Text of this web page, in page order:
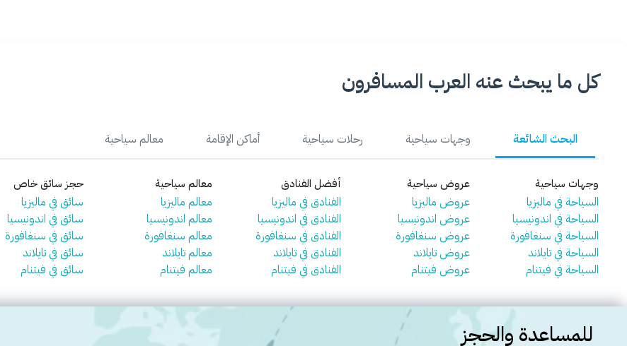
كل ما يبحث عنه العرب المسافرون
البحث الشائعة وجهات سياحية رحلات سياحية أماكن الإقامة معالم سياحية
وجهات سياحية
السياحة في ماليزيا
السياحة في اندونيسيا
السياحة في سنغافورة
السياحة في تايلاند
السياحة في فيتنام
عروض سياحية
عروض ماليزيا
عروض اندونيسيا
عروض سنغافورة
عروض تايلاند
عروض فيتنام
أفضل الفنادق
الفنادق في ماليزيا
الفنادق في اندونيسيا
الفنادق في سنغافورة
الفنادق في تايلاند
الفنادق في فيتنام
معالم سياحية
معالم ماليزيا
معالم اندونيسيا
معالم سنغافورة
معالم تايلاند
معالم فيتنام
حجز سائق خاص
سائق في ماليزيا
سائق في اندونيسيا
سائق في سنغافورة
سائق في تايلاند
سائق في فيتنام
للمساعدة والحجز